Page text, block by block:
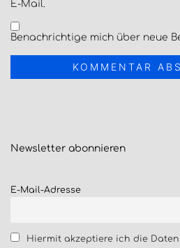
E-Mail.
Benachrichtige mich über neue
Newsletter abonnieren
E-Mail-Adresse
Hiermit akzeptiere ich die